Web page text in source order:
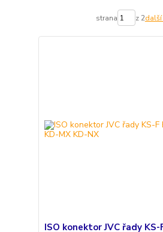
strana z 2další
ISO konektor JVC řady KS-